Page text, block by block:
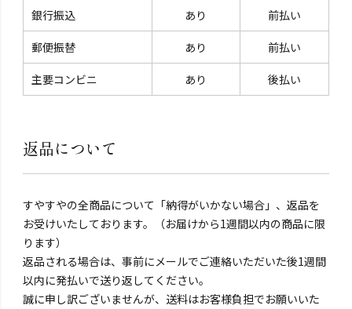
銀行振込 あり 前払い
郵便振替 あり 前払い
主要コンビニ あり 後払い
返品について
すやすやの全商品について「納得がいかない場合」、返品を
お受けいたしております。（お届けから1週間以内の商品に限
ります）
返品される場合は、事前にメールでご連絡いただいた後1週間
以内に発払いで送り返してください。
誠に申し訳ございませんが、送料はお客様負担でお願いいた